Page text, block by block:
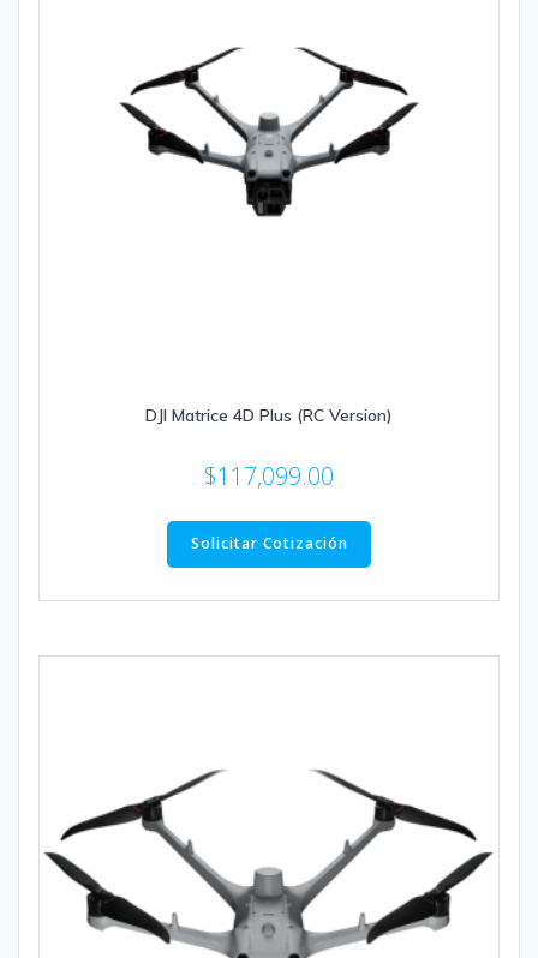
DJI Matrice 4D Plus (RC Version)
$117,099.00
Solicitar Cotización